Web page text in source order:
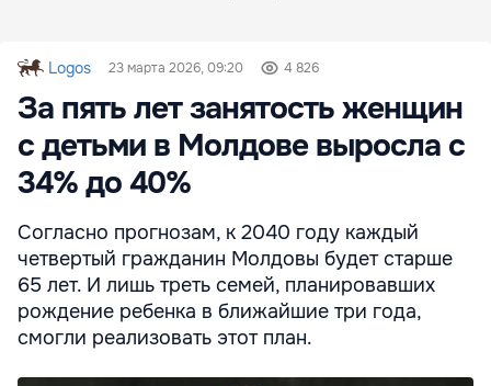
Logos 23 марта 2026, 09:20 4 826
За пять лет занятость женщин
с детьми в Молдове выросла с
34% до 40%
Согласно прогнозам, к 2040 году каждый
четвертый гражданин Молдовы будет старше
65 лет. И лишь треть семей, планировавших
рождение ребенка в ближайшие три года,
смогли реализовать этот план.